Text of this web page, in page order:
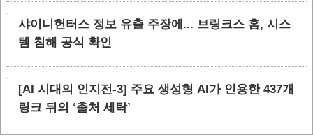
샤이니헌터스 정보 유출 주장에... 브링크스 홈, 시스
템 침해 공식 확인
[AI 시대의 인지전-3] 주요 생성형 AI가 인용한 437개
링크 뒤의 ‘출처 세탁’